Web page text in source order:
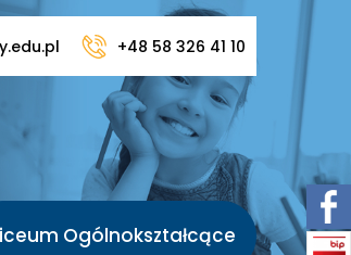
+48 58 326 41 10
Ogólnokształcące